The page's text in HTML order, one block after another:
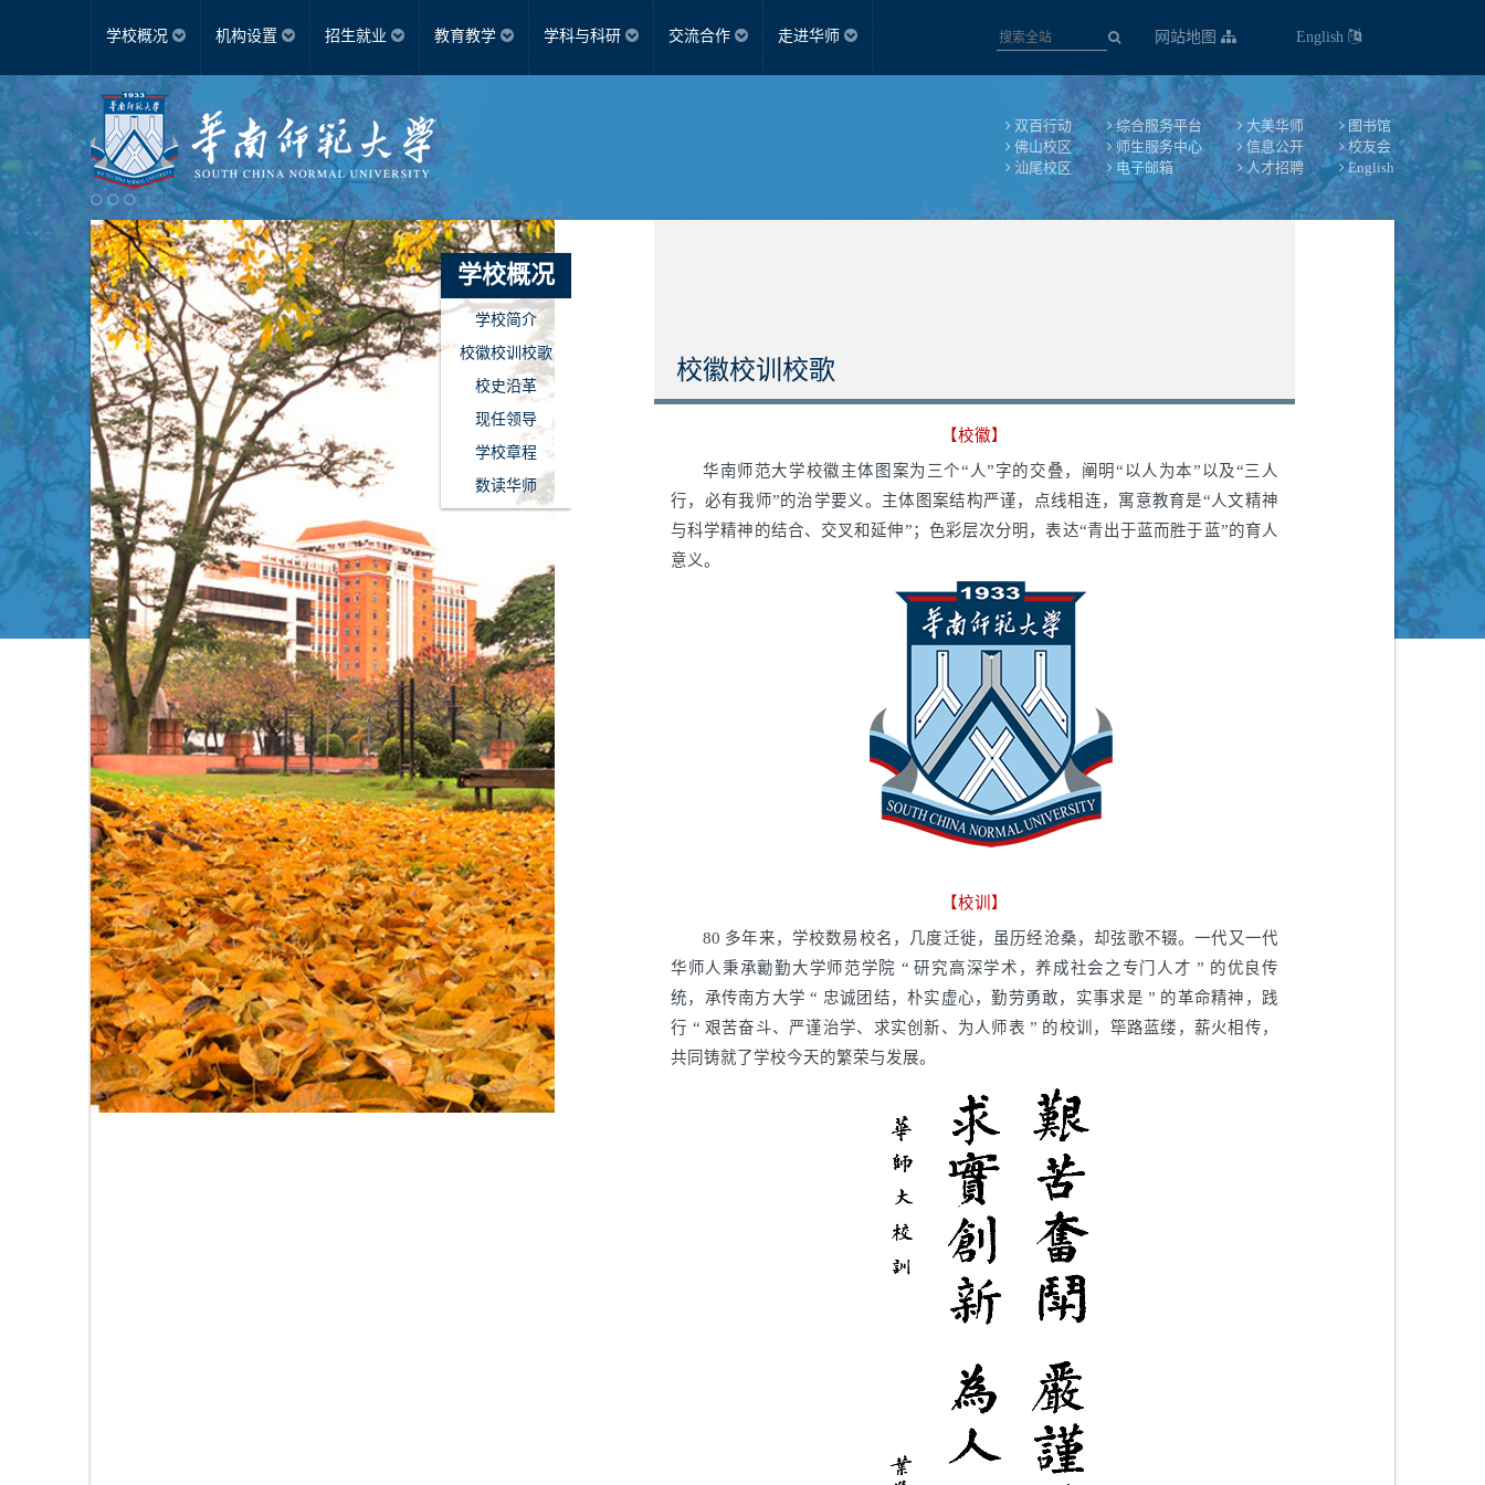
学校概况
学校简介 校徽校训校歌 校史沿革
现任领导 学校章程 数读华师
机构设置
教学科研机构 党政职能部门 派驻机构
群团组织 教辅机构 直属单位
招生就业
本科生 研究生
继续教育 教师进修
教育教学
师资队伍
研究生教育
学科与科研
博士后流动站
交流合作 走进华师 网站地图 English
双百行动
佛山校区
汕尾校区
综合服务平台
师生服务中心
电子邮箱
大美华师
信息公开
人才招聘
图书馆
校友会
English
学校概况
学校简介
校徽校训校歌
校史沿革
现任领导
学校章程
数读华师
校徽校训校歌
【校徽】
华南师范大学校徽主体图案为三个“人”字的交叠，阐明“以人为本”以及“三人
行，必有我师”的治学要义。主体图案结构严谨，点线相连，寓意教育是“人文精神
与科学精神的结合、交叉和延伸”；色彩层次分明，表达“青出于蓝而胜于蓝”的育人
意义。
【校训】
80 多年来，学校数易校名，几度迁徙，虽历经沧桑，却弦歌不辍。一代又一代
华师人秉承勷勤大学师范学院 “ 研究高深学术，养成社会之专门人才 ” 的优良传
统，承传南方大学 “ 忠诚团结，朴实虚心，勤劳勇敢，实事求是 ” 的革命精神，践
行 “ 艰苦奋斗、严谨治学、求实创新、为人师表 ” 的校训，筚路蓝缕，薪火相传，
共同铸就了学校今天的繁荣与发展。